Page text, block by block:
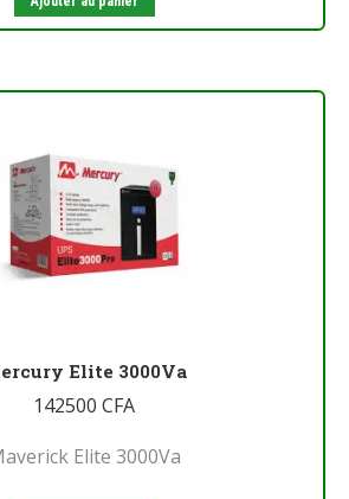
Elite 3000Va
142500 CFA
Elite 3000Va